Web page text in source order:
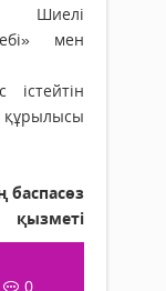
Шиелі
мен
баспасөз
қызметі
0